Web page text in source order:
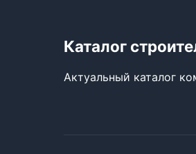
Каталог
Актуальный каталог